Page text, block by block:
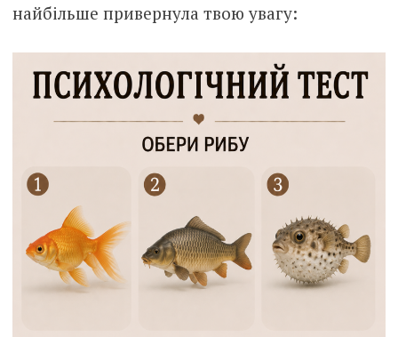
найбільше привернула твою увагу: